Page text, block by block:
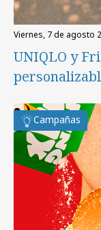
viernes, 7 de agosto
UNIQLO y
Campañas